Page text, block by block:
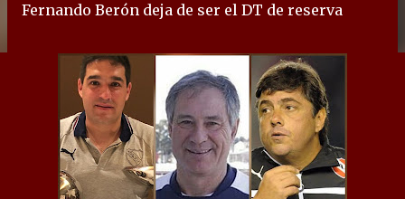
Fernando Berón deja de ser el DT de reserva